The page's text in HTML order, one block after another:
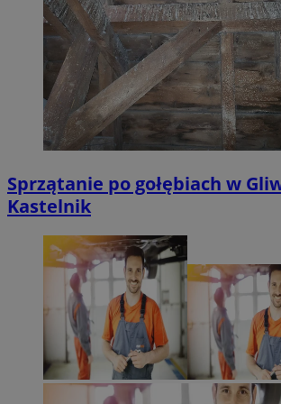
Sprzątanie po gołębiach w
Kastelnik